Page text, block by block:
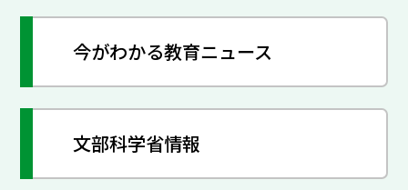
今がわかる教育ニュース
文部科学省情報